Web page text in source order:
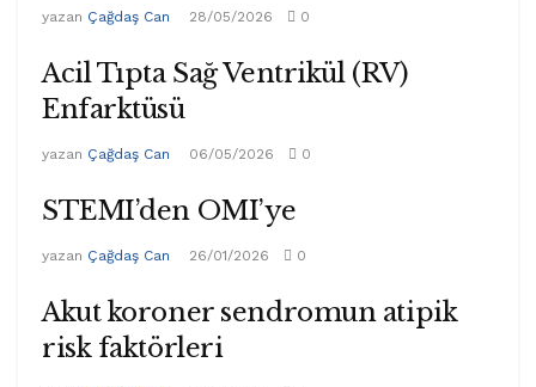
yazan Çağdaş Can 28/05/2026 0
Acil Tıpta Sağ Ventrikül (RV)
Enfarktüsü
yazan Çağdaş Can 06/05/2026 0
STEMI’den OMI’ye
yazan Çağdaş Can 26/01/2026 0
Akut koroner sendromun atipik
risk faktörleri